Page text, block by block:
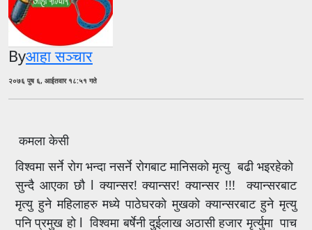
Byआहा सञ्चार
२०७६ पुष ६, आईतवार १८:५१ गते
कमला केसी
विश्वमा सर्ने रोग भन्दा नसर्ने रोगबाट मानिसको मृत्यु बढी भइरहेको
सुन्दै आएका छौ l क्यान्सर! क्यान्सर! क्यान्सर !!! क्यान्सरबाट
मृत्यु हुने महिलाहरु मध्ये पाठेघरको मुखको क्यान्सरबाट हुने मृत्यु
पनि प्रमुख हो l विश्वमा बर्षेनी दुईलाख अठासी हजार मृर्त्युमा पाच